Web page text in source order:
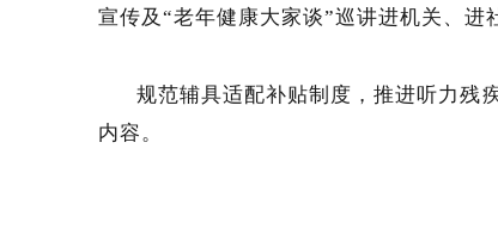
宣传及“老年健康大家谈”巡讲进机关、进
规范辅具适配补贴制度，推进听力残
内容。